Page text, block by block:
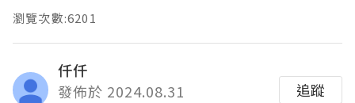
瀏覽次數:6201
仟仟
發佈於 2024.08.31
追蹤